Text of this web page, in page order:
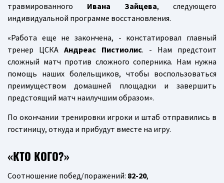
травмированного Ивана Зайцева, следующего
индивидуальной программе восстановления.
«Работа еще не закончена, - констатировал главный
тренер ЦСКА Андреас Пистиолис. - Нам предстоит
сложный матч против сложного соперника. Нам нужна
помощь наших болельщиков, чтобы воспользоваться
преимуществом домашней площадки и завершить
предстоящий матч наилучшим образом».
По окончании тренировки игроки и штаб отправились в
гостиницу, откуда и прибудут вместе на игру.
«КТО КОГО?»
Соотношение побед/поражений: 82-20,